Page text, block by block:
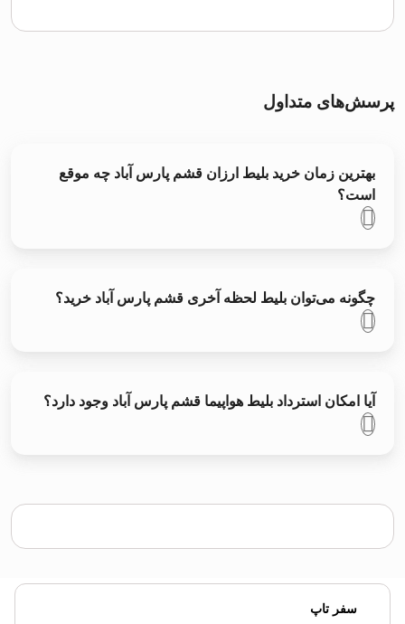
پرسش‌های متداول
بهترین زمان خرید بلیط ارزان قشم پارس آباد چه موقع
است؟
چگونه می‌توان بلیط لحظه آخری قشم پارس آباد خرید؟
آیا امکان استرداد بلیط هواپیما قشم پارس آباد وجود دارد؟
سفر تاپ